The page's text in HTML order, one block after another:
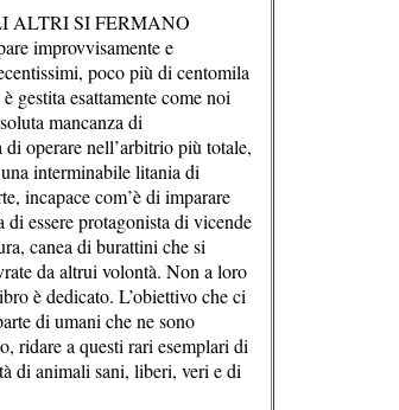
ALTRI SI FERMANO
improvvisamente e
poco più di centomila
gestita esattamente come noi
mancanza di
operare nell’arbitrio più totale,
interminabile litania di
incapace com’è di imparare
essere protagonista di vicende
canea di burattini che si
da altrui volontà. Non a loro
è dedicato. L’obiettivo che ci
di umani che ne sono
ridare a questi rari esemplari di
di animali sani, liberi, veri e di